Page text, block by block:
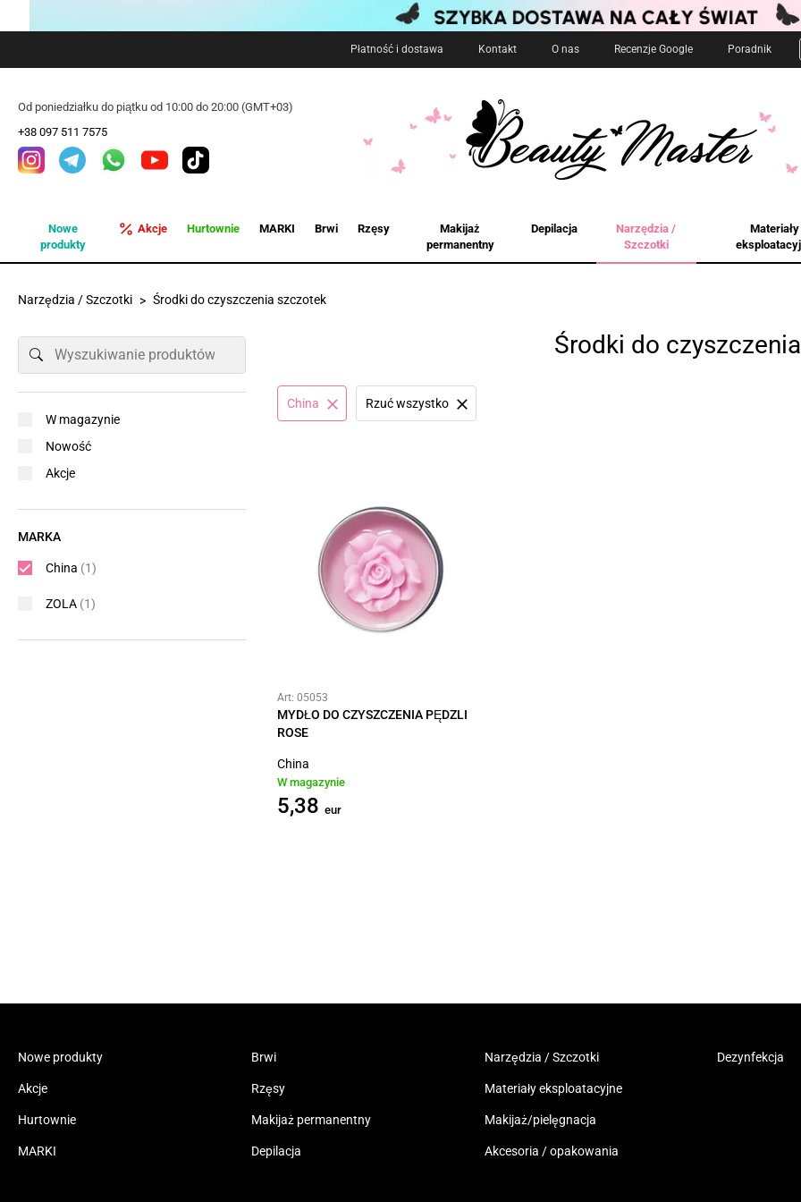
Płatność i dostawa Kontakt O nas Recenzje Google Poradnik
Od poniedziałku do piątku od 10:00 do 20:00 (GMT+03)
+38 097 511 7575
Nowe
produkty
Akcje Hurtownie MARKI Brwi Rzęsy
Makijaż
permanentny
Depilacja
Narzędzia /
Szczotki
Materiały
Narzędzia / Szczotki Środki do czyszczenia szczotek
Środki do
China Rzuć wszystko
Art: 05053
MYDŁO DO CZYSZCZENIA PĘDZLI
ROSE
China
W magazynie
5,38 eur
W magazynie
Nowość
Akcje
MARKA
China (1)
ZOLA (1)
Nowe produkty
Akcje
Hurtownie
MARKI
Brwi
Rzęsy
Makijaż permanentny
Depilacja
Narzędzia / Szczotki
Materiały eksploatacyjne
Makijaż/pielęgnacja
Akcesoria / opakowania
Dezynfekcja